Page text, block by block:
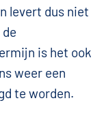
levert dus niet
is het ook
weer een
te worden.